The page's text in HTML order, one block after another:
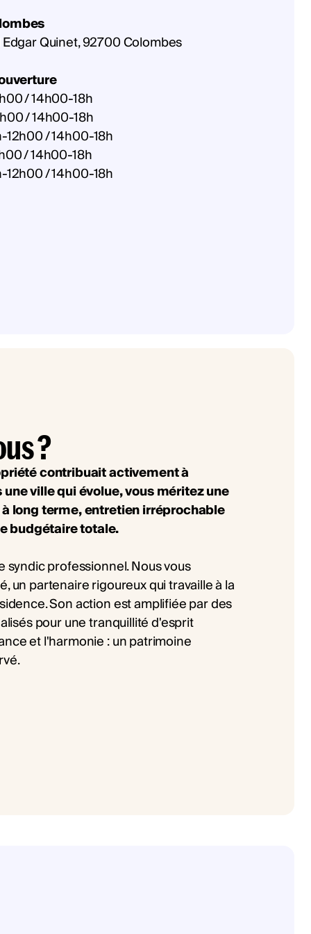
Quinet, 92700 Colombes
/ 14h00-18h
/ 14h00-18h
/ 14h00-18h
/ 14h00-18h
/ 14h00-18h
?
contribuait activement à
ville qui évolue, vous méritez une
long terme, entretien irréprochable
budgétaire totale.
syndic professionnel. Nous vous
un partenaire rigoureux qui travaille à la
Son action est amplifiée par des
pour une tranquillité d'esprit
et l'harmonie : un patrimoine